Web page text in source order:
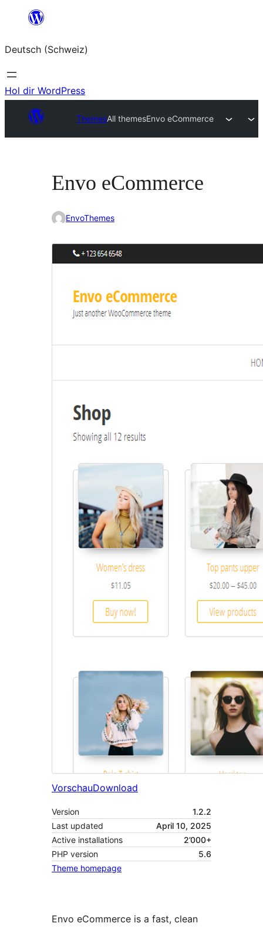
springen
Deutsch (Schweiz)
Hol dir WordPress
ThemesAll themesEnvo eCommerce
Envo eCommerce
EnvoThemes
VorschauDownload
Version
1.2.2
Last updated
April 10, 2025
Active installations
2’000+
PHP version
5.6
Theme homepage
Envo eCommerce is a fast, clean